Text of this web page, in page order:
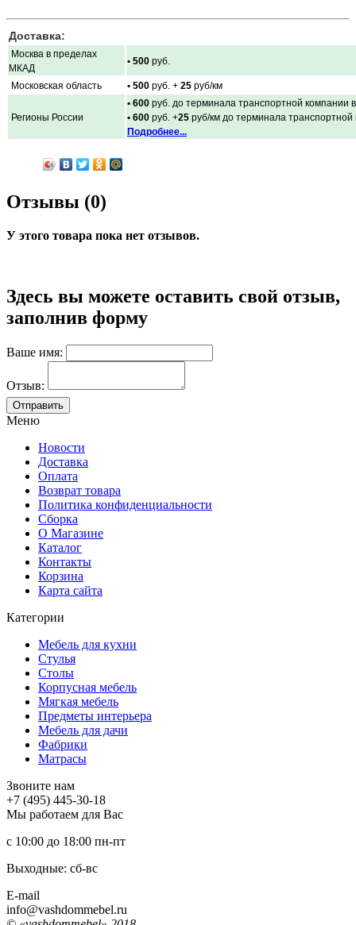
Доставка:
Москва в пределах
МКАД
• 500 руб.
Московская область • 500 руб. + 25 руб/км
Регионы России
• 600 руб. до терминала транспортной компании
• 600 руб. +25 руб/км до терминала
Подробнее...
Отзывы (0)
У этого товара пока нет отзывов.
Здесь вы можете оставить свой отзыв,
заполнив форму
Ваше имя:
Отзыв:
Меню
Новости
Доставка
Оплата
Возврат товара
Политика конфиденциальности
Сборка
О Магазине
Каталог
Контакты
Корзина
Карта сайта
Категории
Мебель для кухни
Стулья
Столы
Корпусная мебель
Мягкая мебель
Предметы интерьера
Мебель для дачи
Фабрики
Матраcы
Звоните нам
+7 (495) 445-30-18
Мы работаем для Вас
с 10:00 до 18:00 пн-пт
Выходные: сб-вc
E-mail
info@vashdommebel.ru